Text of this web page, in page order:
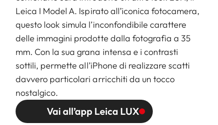
Leica I Model A. Ispirato all’iconica fotocamera,
questo look simula l’inconfondibile carattere
delle immagini prodotte dalla fotografia a 35
mm. Con la sua grana intensa e i contrasti
sottili, permette all’iPhone di realizzare scatti
davvero particolari arricchiti da un tocco
nostalgico.
Vai all’app Leica LUX